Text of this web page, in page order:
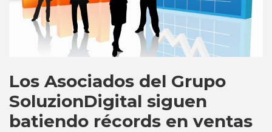
Los Asociados del Grupo
SoluzionDigital siguen
batiendo récords en ventas